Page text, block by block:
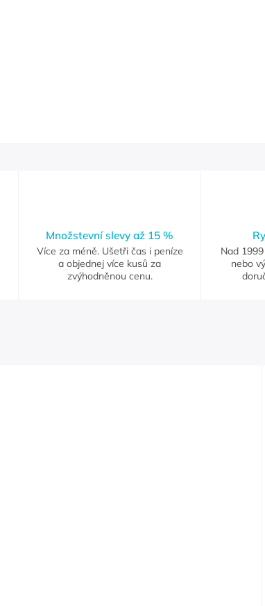
Množstevní slevy až 15 %
Více za méně. Ušetři čas i peníze
a objednej více kusů za
zvýhodněnou cenu.
Nad
nebo